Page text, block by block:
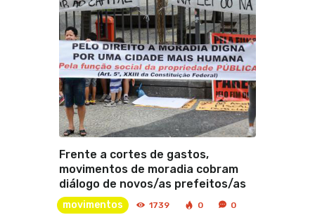
Frente a cortes de gastos,
movimentos de moradia cobram
diálogo de novos/as prefeitos/as
movimentos 1739 0 0